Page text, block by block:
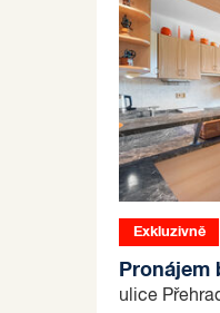
Exkluzivně
Pronájem
ulice